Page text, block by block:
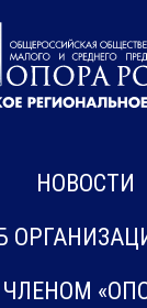
НОВОСТИ
ЧЛЕНОМ